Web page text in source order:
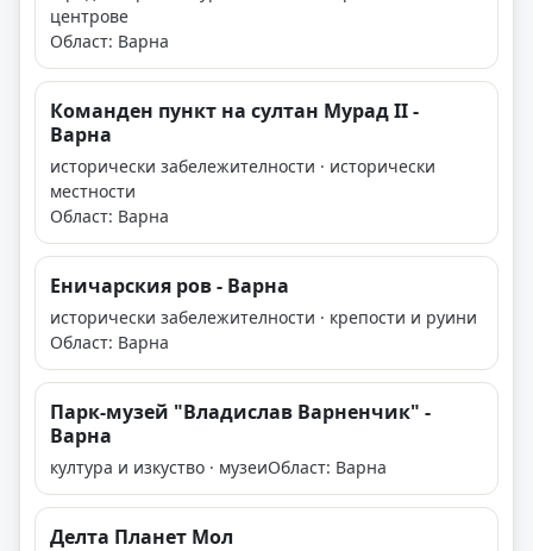
центрове
Област: Варна
Команден пункт на султан Мурад II -
Варна
исторически забележителности · исторически
местности
Област: Варна
Еничарския ров - Варна
исторически забележителности · крепости и руини
Област: Варна
Парк-музей "Владислав Варненчик" -
Варна
култура и изкуство · музеиОбласт: Варна
Делта Планет Мол